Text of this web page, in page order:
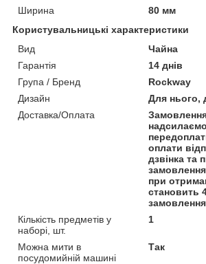
Ширина
80 мм
Користувальницькі характеристики
Вид
Чайна
Гарантія
14 днів
Група / Бренд
Rockway
Дизайн
Для нього,
Доставка/Оплата
оплати
дзвінка та
при
становить
Кількість предметів у
наборі, шт.
1
Можна мити в
посудомийній машині
Так